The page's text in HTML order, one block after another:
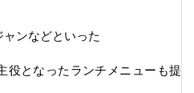
ンなどといった
役となったランチメニューも提